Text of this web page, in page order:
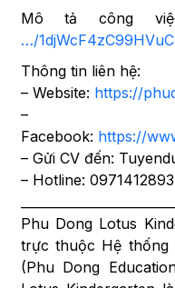
Mô tả công
…/
Thông tin liên hệ:
– Website: https://
–
Facebook: https://
– Gửi CV đến:
– Hotline:
Phu Dong Lotus
trực thuộc Hệ thống
(Phu Dong